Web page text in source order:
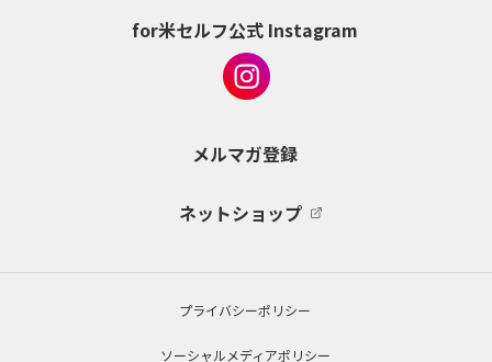
for米セルフ公式 Instagram
メルマガ登録
ネットショップ
プライバシーポリシー
ソーシャルメディアポリシー